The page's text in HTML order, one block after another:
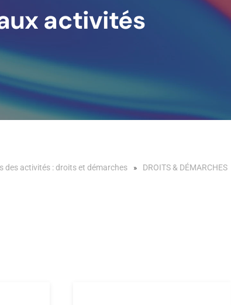
activités
des activités : droits et démarches DROITS & DÉMARCHES